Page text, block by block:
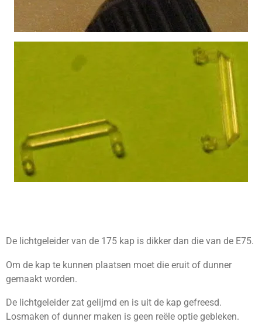
De lichtgeleider van de 175 kap is dikker dan die van de E75.
Om de kap te kunnen plaatsen moet die eruit of dunner
gemaakt worden.
De lichtgeleider zat gelijmd en is uit de kap gefreesd.
Losmaken of dunner maken is geen reële optie gebleken.